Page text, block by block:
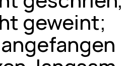
geweint;